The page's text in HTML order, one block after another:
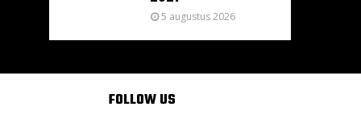
5 augustus 2026
FOLLOW US